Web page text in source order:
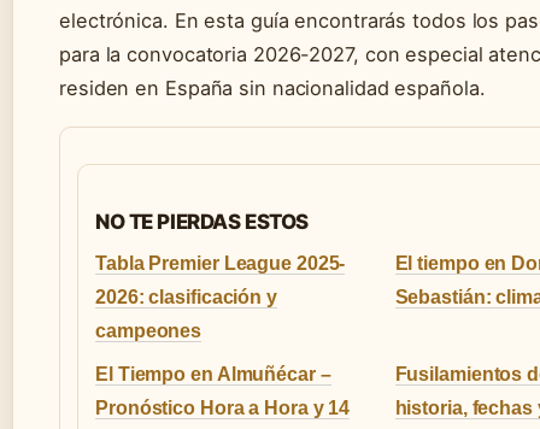
electrónica. En esta guía encontrarás todos los
para la convocatoria 2026-2027, con especial
residen en España sin nacionalidad española.
NO TE PIERDAS ESTOS
Tabla Premier League 2025-
2026: clasificación y
campeones
El tiempo en
Sebastián:
El Tiempo en Almuñécar –
Pronóstico Hora a Hora y 14
Fusilamientos
historia, fechas